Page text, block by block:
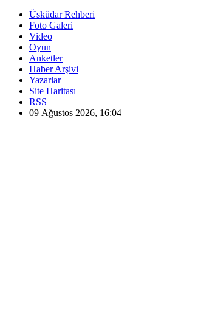
Üsküdar Rehberi
Foto Galeri
Video
Oyun
Anketler
Haber Arşivi
Yazarlar
Site Haritası
RSS
09 Ağustos 2026, 16:04